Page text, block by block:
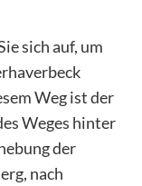
sich auf, um
Weg ist der
Weges hinter
der
nach